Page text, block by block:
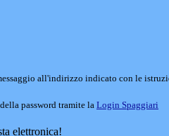
all'indirizzo indicato con le
password tramite la Login Spaggiari
elettronica!